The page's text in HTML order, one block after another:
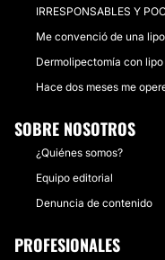
IRRESPONSABLES Y
Me convenció de una
Dermolipectomía con
Hace dos meses me
SOBRE NOSOTROS
¿Quiénes somos?
Equipo editorial
Denuncia de contenido
PROFESIONALES